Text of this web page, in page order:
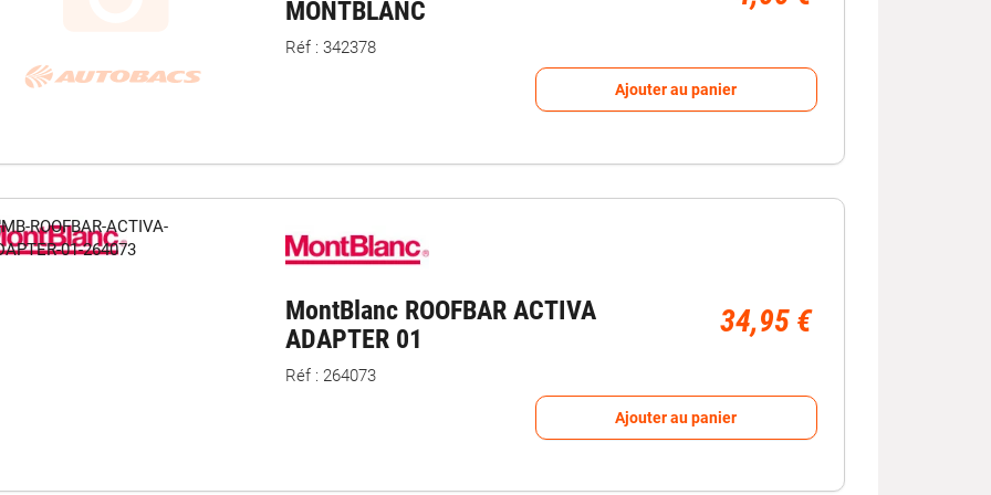
avec votre modèle de barres de toit ;
type de portage
des systèmes de fixation robustes et simples à installer ;
les recommandations du fabricant pour garantir la sécurité du transport.
votre équipement de portage
de toit
vélos voiture: transportez vos vélos facilement et en toute sécurité.
MONTBLANC
Réf : 342378
Ajouter au panier
MontBlanc ROOFBAR ACTIVA
ADAPTER 01
34,95 €
Réf : 264073
Ajouter au panier